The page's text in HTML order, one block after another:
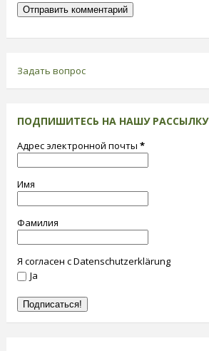
Задать вопрос
ПОДПИШИТЕСЬ НА НАШУ РАССЫЛКУ
Адрес электронной почты *
Имя
Фамилия
Я согласен с Datenschutzerklärung
Ja